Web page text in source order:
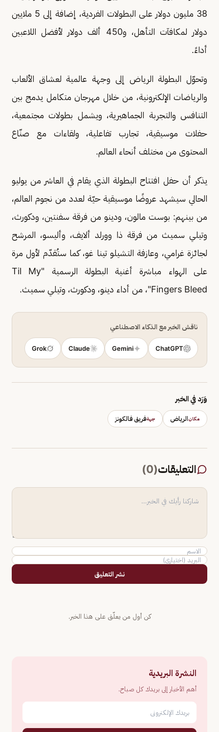
38 مليون دولار على البطولات الفردية، إضافة إلى 5 ملايين
دولار لمكافآت التأهل، و450 ألف دولار لأفضل اللاعبين
أداءً.
وتحوّل البطولة الرياض إلى وجهة عالمية لعشاق الألعاب
والرياضات الإلكترونية، من خلال مهرجان متكامل يدمج بين
التنافس والتجربة الجماهيرية، ويشمل بطولات مجتمعية،
حفلات موسيقية، تجارب تفاعلية، ولقاءات مع صنّاع
المحتوى من مختلف أنحاء العالم.
يذكر أن حفل افتتاح البطولة الذي يقام في العاشر من يوليو
الحالي سيشهد عروضًا موسيقية حيّة لعدد من نجوم العالم،
من بينهم: بوست مالون، ودينو من فرقة سفنتين، ودكورث،
وتيلي سميث من فرقة ذا وورلد ألايف، وأليسو، المرشح
لجائزة غرامي، وعازفة التشيلو تينا غو، كما ستُقدّم لأول مرة
على الهواء مباشرة أغنية البطولة الرسمية "Til My
Fingers Bleed"، من أداء دينو، ودكورث، وتيلي سميث.
ناقش الخبر مع الذكاء الاصطناعي
ChatGPT
Gemini
Claude
Grok
وَرَد في الخبر
مكانالرياض جهةفريق فالكونز
التعليقات(
0
)
نشر التعليق
كن أول من يعلّق على هذا الخبر.
النشرة البريدية
أهم الأخبار إلى بريدك كل صباح.